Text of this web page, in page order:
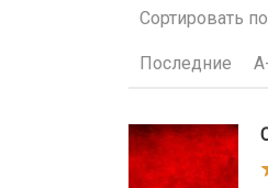
Сортировать по
Последние